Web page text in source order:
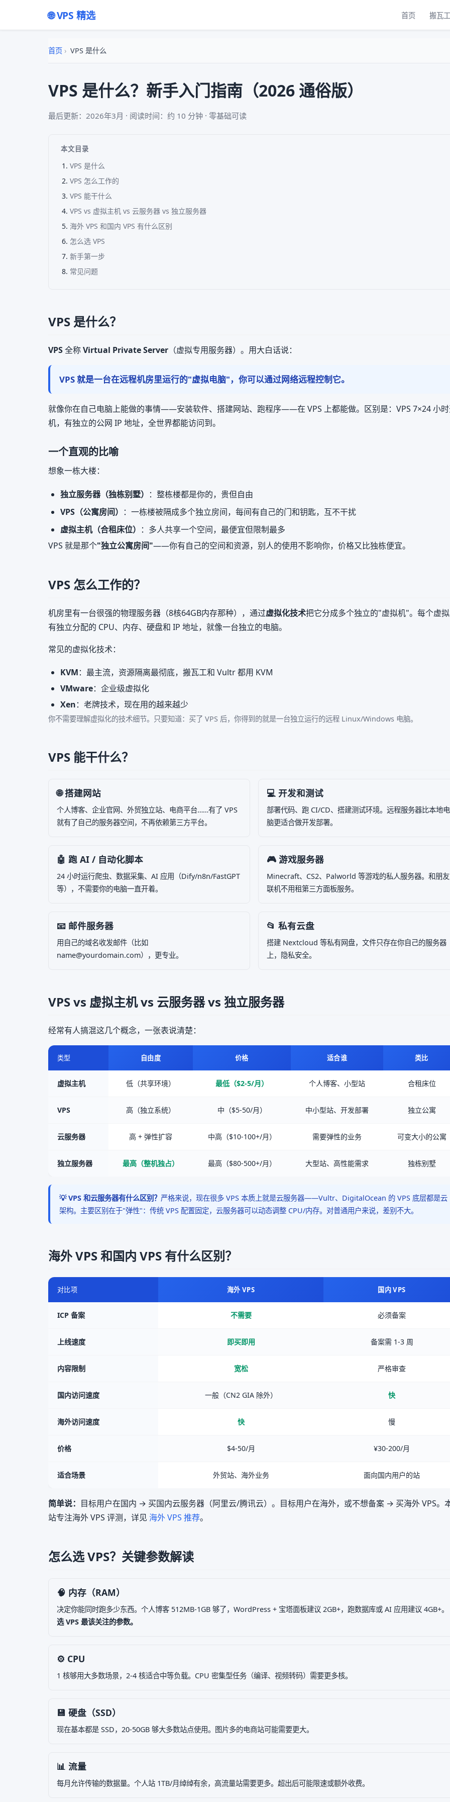
🌐 VPS 精选 首页 搬瓦工
首页 › VPS 是什么
VPS 是什么？新手入门指南（2026 通俗版）
最后更新：2026年3月 · 阅读时间：约 10 分钟 · 零基础可读
本文目录
VPS 是什么
VPS 怎么工作的
VPS 能干什么
VPS vs 虚拟主机 vs 云服务器 vs 独立服务器
海外 VPS 和国内 VPS 有什么区别
怎么选 VPS
新手第一步
常见问题
VPS 是什么？
VPS全称Virtual Private Server （虚拟专用服务器）。用大白话说：
VPS 就是一台在远程机房里运行的"虚拟电脑"，你可以通过网络远程控制它。
就像你在自己电脑上能做的事情——安装软件、搭建网站、跑程序——在 VPS 上都能做。区别是：VPS 7×24 小
机，有独立的公网 IP 地址，全世界都能访问到。
一个直观的比喻
想象一栋大楼：
独立服务器（独栋别墅） ：整栋楼都是你的，贵但自由
VPS（公寓房间） ：一栋楼被隔成多个独立房间，每间有自己的门和钥匙，互不干扰
虚拟主机（合租床位） ：多人共享一个空间，最便宜但限制最多
VPS 就是那个"独立公寓房间"——你有自己的空间和资源，别人的使用不影响你，价格又比独栋便宜。
VPS 怎么工作的？
机房里有一台很强的物理服务器（8核64GB内存那种），通过虚拟化技术把它分成多个独立的"虚拟机"。每个虚
有独立分配的 CPU、内存、硬盘和 IP 地址，就像一台独立的电脑。
常见的虚拟化技术：
KVM：最主流，资源隔离最彻底，搬瓦工和 Vultr 都用 KVM
VMware：企业级虚拟化
Xen：老牌技术，现在用的越来越少
你不需要理解虚拟化的技术细节。只要知道：买了 VPS 后，你得到的就是一台独立运行的远程 Linux/Windows 电脑。
VPS 能干什么？
🌐 搭建网站
个人博客、企业官网、外贸独立站、电商平台……有了 VPS
就有了自己的服务器空间，不再依赖第三方平台。
💻 开发和测试
部署代码、跑 CI/CD、搭建测试环境。远程服务器比本地电
脑更适合做开发部署。
🤖 跑 AI / 自动化脚本
24 小时运行爬虫、数据采集、AI 应用（Dify/n8n/FastGPT
等），不需要你的电脑一直开着。
🎮 游戏服务器
Minecraft、CS2、Palworld 等游戏的私人服务器。和朋友
联机不用租第三方面板服务。
📧 邮件服务器
用自己的域名收发邮件（比如
name@yourdomain.com），更专业。
📂 私有云盘
搭建 Nextcloud 等私有网盘，文件只存在你自己的服务器
上，隐私安全。
VPS vs 虚拟主机 vs 云服务器 vs 独立服务器
经常有人搞混这几个概念，一张表说清楚：
类型 自由度 价格 适合谁 类比
虚拟主机 低（共享环境） 最低（$2-5/月） 个人博客、小型站 合租床位
VPS 高（独立系统） 中（$5-50/月） 中小型站、开发部署 独立公寓
云服务器 高 + 弹性扩容 中高（$10-100+/月） 需要弹性的业务 可变大小的公寓
独立服务器 最高（整机独占） 最高（$80-500+/月） 大型站、高性能需求 独栋别墅
💡 VPS 和云服务器有什么区别？ 严格来说，现在很多 VPS 本质上就是云服务器——Vultr、DigitalOcean 的 VPS 底层都是云
架构。主要区别在于"弹性"：传统 VPS 配置固定，云服务器可以动态调整 CPU/内存。对普通用户来说，差别不大。
海外 VPS 和国内 VPS 有什么区别？
对比项 海外 VPS 国内 VPS
ICP 备案 不需要 必须备案
上线速度 即买即用 备案需 1-3 周
内容限制 宽松 严格审查
国内访问速度 一般（CN2 GIA 除外） 快
海外访问速度 快 慢
价格 $4-50/月 ¥30-200/月
适合场景 外贸站、海外业务 面向国内用户的站
简单说： 目标用户在国内 → 买国内云服务器（阿里云/腾讯云）。目标用户在海外，或不想备案 → 买海外 VPS。
站专注海外 VPS 评测，详见 海外 VPS 推荐。
怎么选 VPS？关键参数解读
🧠 内存（RAM）
决定你能同时跑多少东西。个人博客 512MB-1GB 够了，WordPress + 宝塔面板建议 2GB+，跑数据库或 AI 应用建议 4GB+。
选 VPS 最该关注的参数。
⚙️ CPU
1 核够用大多数场景，2-4 核适合中等负载。CPU 密集型任务（编译、视频转码）需要更多核。
💾 硬盘（SSD）
现在基本都是 SSD，20-50GB 够大多数站点使用。图片多的电商站可能需要更大。
📊 流量
每月允许传输的数据量。个人站 1TB/月绰绰有余，高流量站需要更多。超出后可能限速或额外收费。